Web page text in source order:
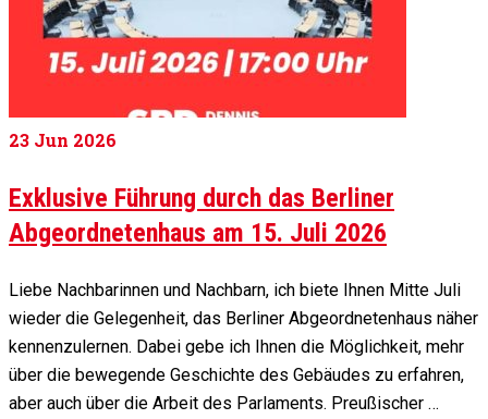
23 Jun 2026
Exklusive Führung durch das Berliner
Abgeordnetenhaus am 15. Juli 2026
Liebe Nachbarinnen und Nachbarn, ich biete Ihnen Mitte Juli
wieder die Gelegenheit, das Berliner Abgeordnetenhaus näher
kennenzulernen. Dabei gebe ich Ihnen die Möglichkeit, mehr
über die bewegende Geschichte des Gebäudes zu erfahren,
aber auch über die Arbeit des Parlaments. Preußischer …